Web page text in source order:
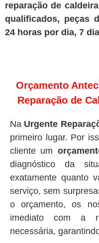
reparação de
qualificados, peças
24 horas por dia, 7
Orçamento
Reparação de
Na Urgente
primeiro lugar. Por
cliente um
diagnóstico da
exatamente quanto
serviço, sem
o orçamento, os
imediato com a
necessária,